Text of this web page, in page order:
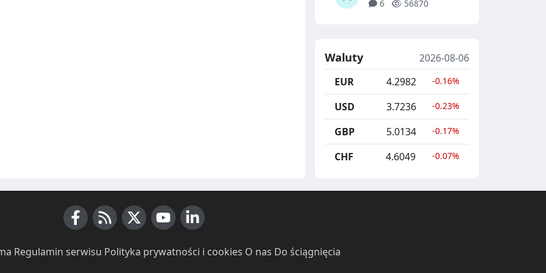
6 56870
Waluty
2026-08-06
EUR
4.2982 -0.16%
USD 3.7236 -0.23%
GBP 5.0134 -0.17%
CHF 4.6049 -0.07%
Regulamin serwisu Polityka prywatności i cookies O nas Do ściągnięcia